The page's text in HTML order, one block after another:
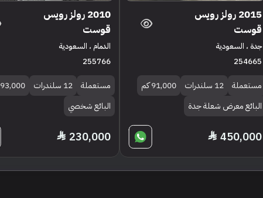
2015 رولز رويس
قوست
جدة ، السعودية
254665
مستعملة 12 سلندرات
91,000 كم
البائع معرض شعلة جدة
450,000
2010 رولز رويس
قوست
الدمام ، السعودية
255766
مستعملة 12 سلندرات
93,000 كم
البائع شخصي
230,000